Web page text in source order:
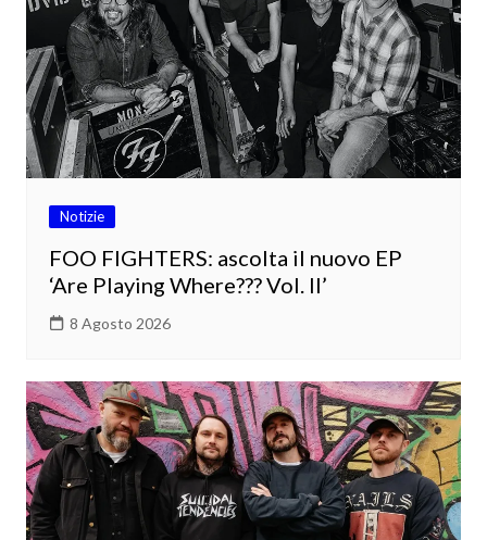
Notizie
FOO FIGHTERS: ascolta il nuovo EP
‘Are Playing Where??? Vol. II’
8 Agosto 2026